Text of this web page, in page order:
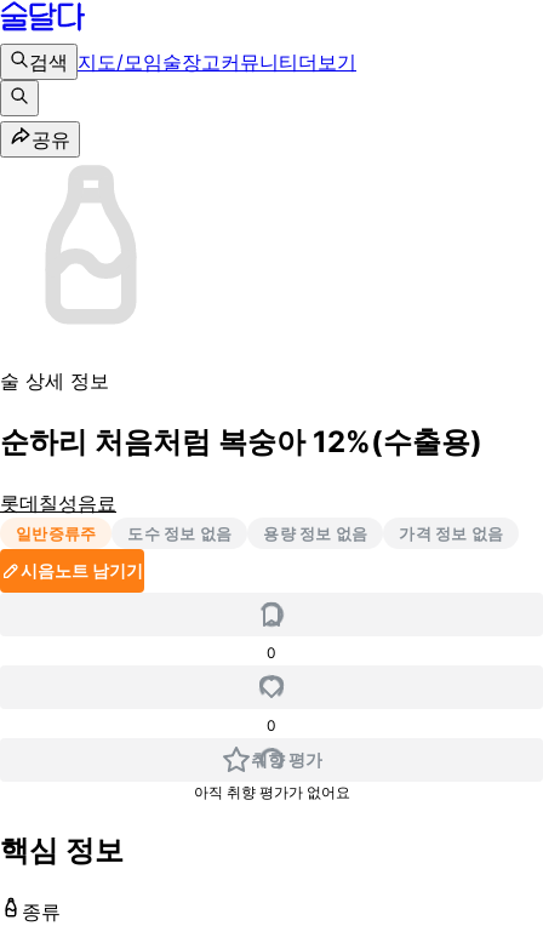
검색 지도/모임술장고커뮤니티더보기
공유
술 상세 정보
순하리 처음처럼 복숭아 12%(수출용)
롯데칠성음료
일반증류주 도수 정보 없음 용량 정보 없음 가격 정보 없음
시음노트 남기기
0
0
취향 평가
아직 취향 평가가 없어요
핵심 정보
종류